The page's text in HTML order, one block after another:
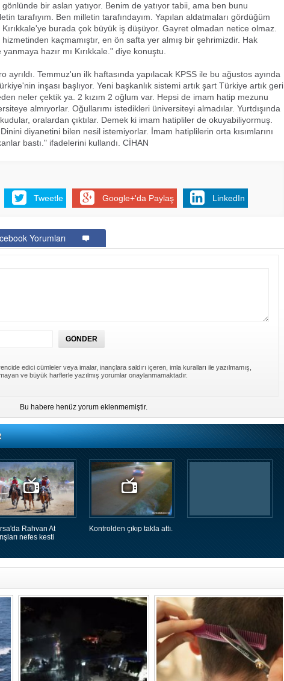
bir aslan yatıyor. Benim de yatıyor tabii, ama ben bunu
tarafıyım. Ben milletin tarafındayım. Yapılan aldatmaları gördüğüm
burada çok büyük iş düşüyor. Gayret olmadan netice olmaz.
kaçmamıştır, en ön safta yer almış bir şehrimizdir. Hak
hazır mı Kırıkkale." diye konuştu.
ayrıldı. Temmuz'un ilk haftasında yapılacak KPSS ile bu ağustos ayında
inşası başlıyor. Yeni başkanlık sistemi artık şart Türkiye artık geri
neler çektik ya. 2 kızım 2 oğlum var. Hepsi de imam hatip mezunu
almıyorlar. Oğullarımı istedikleri üniversiteyi almadılar. Yurtdışında
oralardan çıktılar. Demek ki imam hatipliler de okuyabiliyormuş.
diyanetini bilen nesil istemiyorlar. İmam hatiplilerin orta kısımlarını
bastı." ifadelerini kullandı. CİHAN
Tweetle Google+'da Paylaş LinkedIn
Yorumları
edici cümleler veya imalar, inançlara saldırı içeren, imla kuralları ile yazılmamış,
ve büyük harflerle yazılmış yorumlar onaylanmamaktadır.
Bu habere henüz yorum eklenmemiştir.
Rahvan At
nefes kesti
Kontrolden çıkıp takla attı.